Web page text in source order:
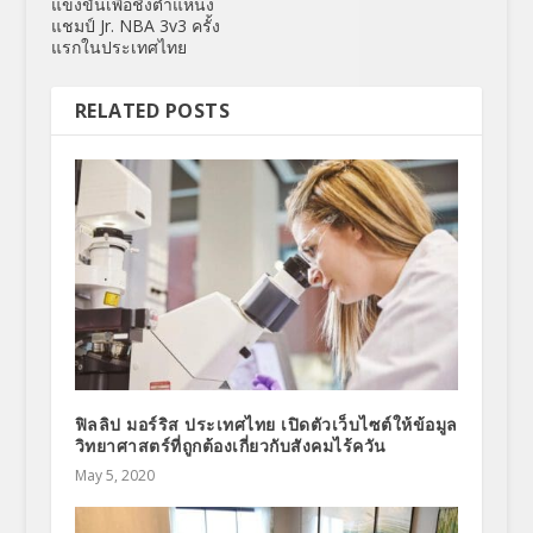
แข่งขันเพื่อชิงตำแหน่ง
แชมป์ Jr. NBA 3v3 ครั้ง
แรกในประเทศไทย
RELATED POSTS
ฟิลลิป มอร์ริส ประเทศไทย เปิดตัวเว็บไซต์ให้ข้อมูล
วิทยาศาสตร์ที่ถูกต้องเกี่ยวกับสังคมไร้ควัน
May 5, 2020